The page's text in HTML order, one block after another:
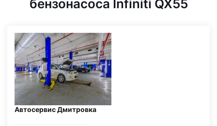
бензонасоса Infiniti QX55
Автосервис Дмитровка